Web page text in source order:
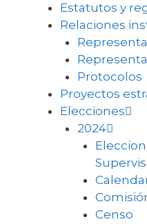
Estatutos y
Relaciones
Protocolos
Proyectos
Elecciones
2024
Censo